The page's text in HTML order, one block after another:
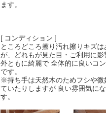
ます。
[ コンディション ]
ところどころ擦り汚れ擦りキズは
が、どれもが見た目・ご利用に影
外ともに綺麗で 全体的に良いコ
です。
※持ち手は天然木のためフシや微
ていたりしますが 良い雰囲気に
す。